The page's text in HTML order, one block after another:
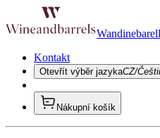
Kontakt
Otevřít výběr jazykaCZ/
Nákupní košík